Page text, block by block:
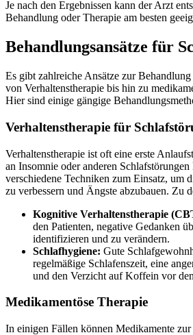
Je nach den Ergebnissen kann der Arzt
Behandlung oder Therapie am besten
Behandlungsansätze für
Es gibt zahlreiche Ansätze zur
von Verhaltenstherapie bis hin zu
Hier sind einige gängige
Verhaltenstherapie für
Verhaltenstherapie ist oft eine erste
an Insomnie oder anderen
verschiedene Techniken zum Einsatz, um
zu verbessern und Ängste abzubauen. Zu
Kognitive Verhaltenstherapie
den Patienten, negative Gedanken
identifizieren und zu verändern.
Schlafhygiene: Gute
regelmäßige Schlafenszeit, eine
und den Verzicht auf Koffein vor
Medikamentöse Therapie
In einigen Fällen können Medikamente